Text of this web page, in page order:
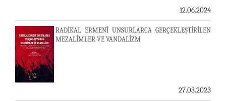
12.06.2024
RADİKAL ERMENİ UNSURLARCA GERÇEKLEŞTİRİLEN
MEZALİMLER VE VANDALİZM
27.03.2023